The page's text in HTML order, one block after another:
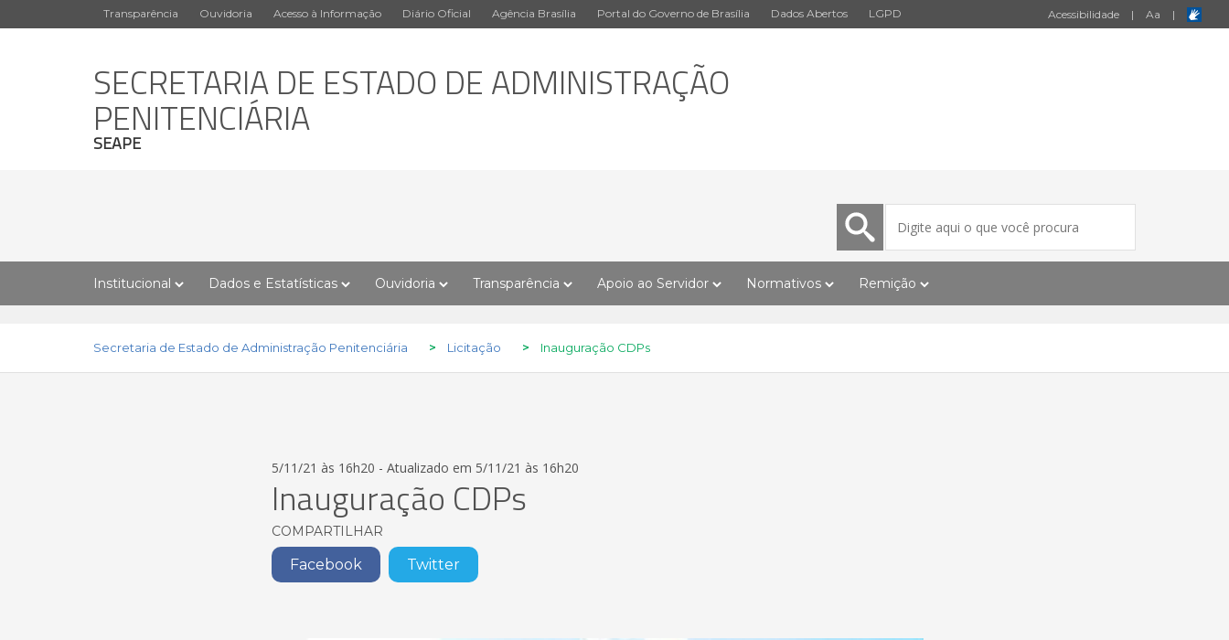
Transparência Ouvidoria Acesso à Informação Diário Oficial Agência Brasília Portal do Governo de Brasília Dados Abertos LGPD Acessibilidade | Aa |
SECRETARIA DE ESTADO DE ADMINISTRAÇÃO
PENITENCIÁRIA
SEAPE
Institucional Dados e Estatísticas Ouvidoria Transparência Apoio ao Servidor Normativos Remição
Secretaria de Estado de Administração Penitenciária > Licitação > Inauguração CDPs
5/11/21 às 16h20 - Atualizado em 5/11/21 às 16h20
Inauguração CDPs
COMPARTILHAR
Facebook Twitter